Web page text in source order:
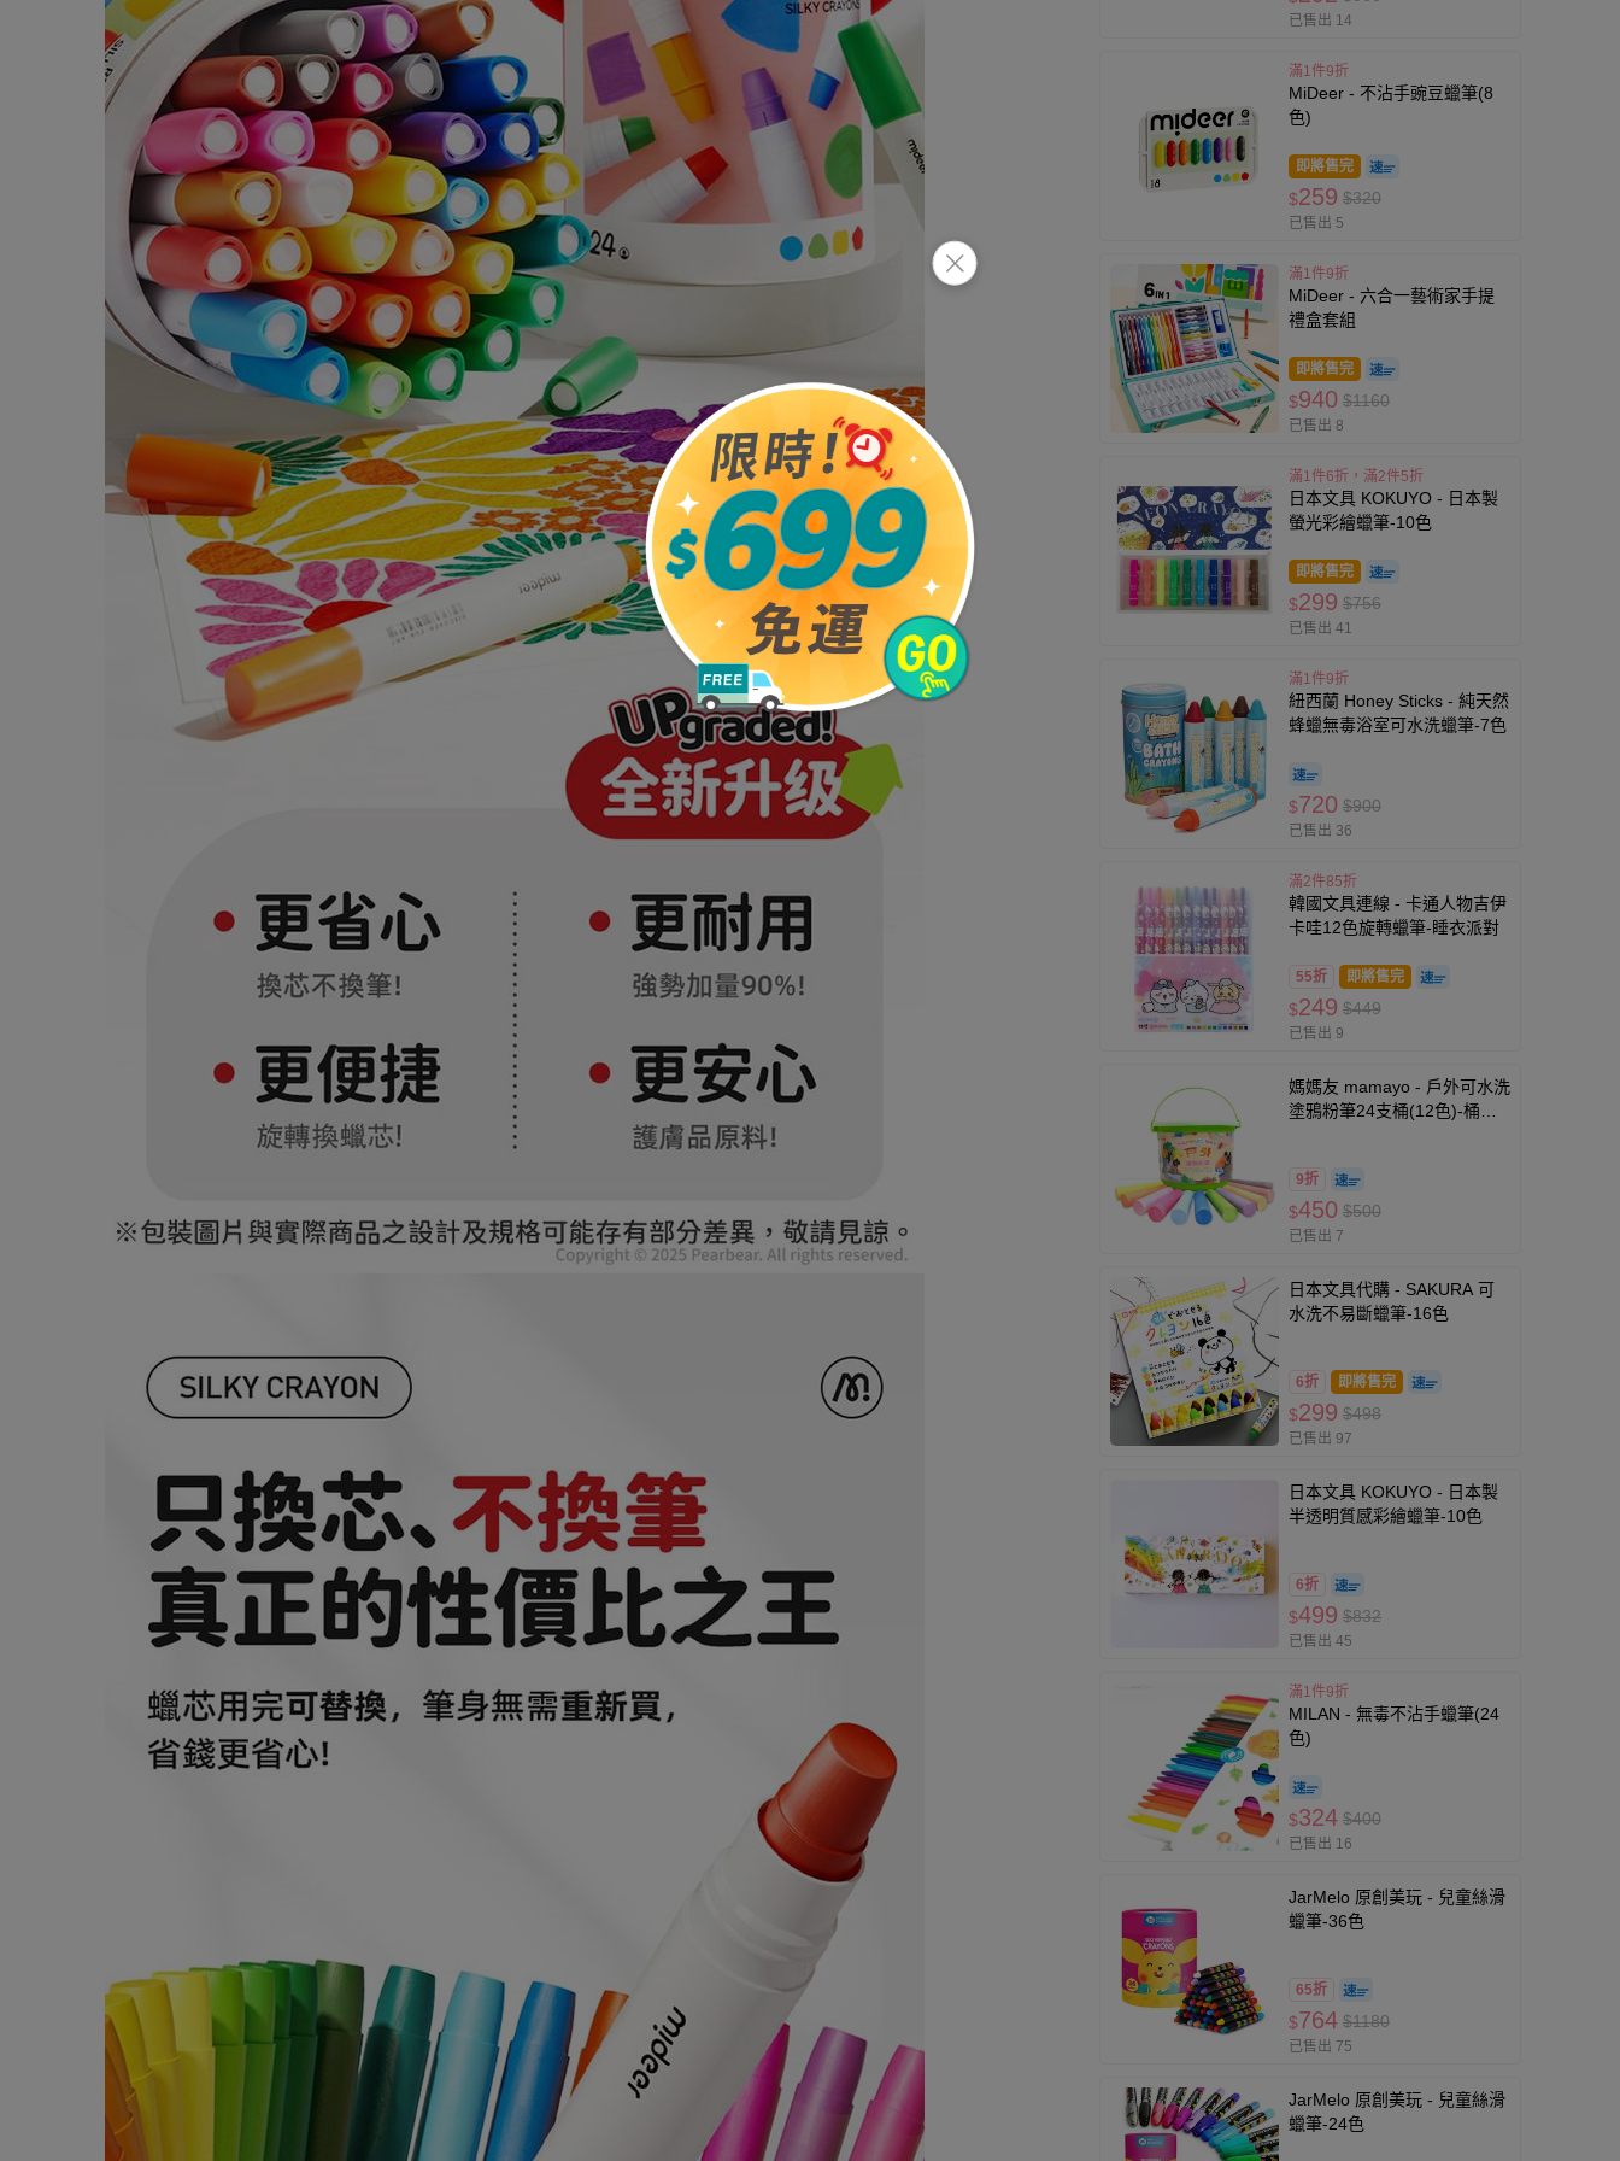
已售出 14
滿1件9折
MiDeer - 不沾手豌豆蠟筆(8
色)
即將售完
$259 $320
已售出 5
滿1件9折
MiDeer - 六合一藝術家手提
禮盒套組
即將售完
$940 $1160
已售出 8
滿1件6折，滿2件5折
日本文具 KOKUYO - 日本製
螢光彩繪蠟筆-10色
即將售完
$299 $756
已售出 41
滿1件9折
紐西蘭 Honey Sticks - 純天然
蜂蠟無毒浴室可水洗蠟筆-7色
$720 $900
已售出 36
滿2件85折
韓國文具連線 - 卡通人物吉伊
卡哇12色旋轉蠟筆-睡衣派對
55折 即將售完
$249 $449
已售出 9
媽媽友 mamayo - 戶外可水洗
塗鴉粉筆24支桶(12色)-桶裝-
紅棕、重棕色
9折
$450 $500
已售出 7
日本文具代購 - SAKURA 可
水洗不易斷蠟筆-16色
6折 即將售完
$299 $498
已售出 97
日本文具 KOKUYO - 日本製
半透明質感彩繪蠟筆-10色
6折
$499 $832
已售出 45
滿1件9折
MILAN - 無毒不沾手蠟筆(24
色)
$324 $400
已售出 16
JarMelo 原創美玩 - 兒童絲滑
蠟筆-36色
65折
$764 $1180
已售出 75
JarMelo 原創美玩 - 兒童絲滑
蠟筆-24色